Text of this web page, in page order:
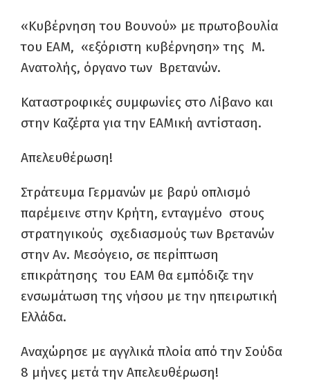
«Κυβέρνηση του Βουνού» με πρωτοβουλία
του ΕΑΜ, «εξόριστη κυβέρνηση» της Μ.
Ανατολής, όργανο των Βρετανών.
Καταστροφικές συμφωνίες στο Λίβανο και
στην Καζέρτα για την ΕΑΜική αντίσταση.
Απελευθέρωση!
Στράτευμα Γερμανών με βαρύ οπλισμό
παρέμεινε στην Κρήτη, ενταγμένο στους
στρατηγικούς σχεδιασμούς των Βρετανών
στην Αν. Μεσόγειο, σε περίπτωση
επικράτησης του ΕΑΜ θα εμπόδιζε την
ενσωμάτωση της νήσου με την ηπειρωτική
Ελλάδα.
Αναχώρησε με αγγλικά πλοία από την Σούδα
8 μήνες μετά την Απελευθέρωση!